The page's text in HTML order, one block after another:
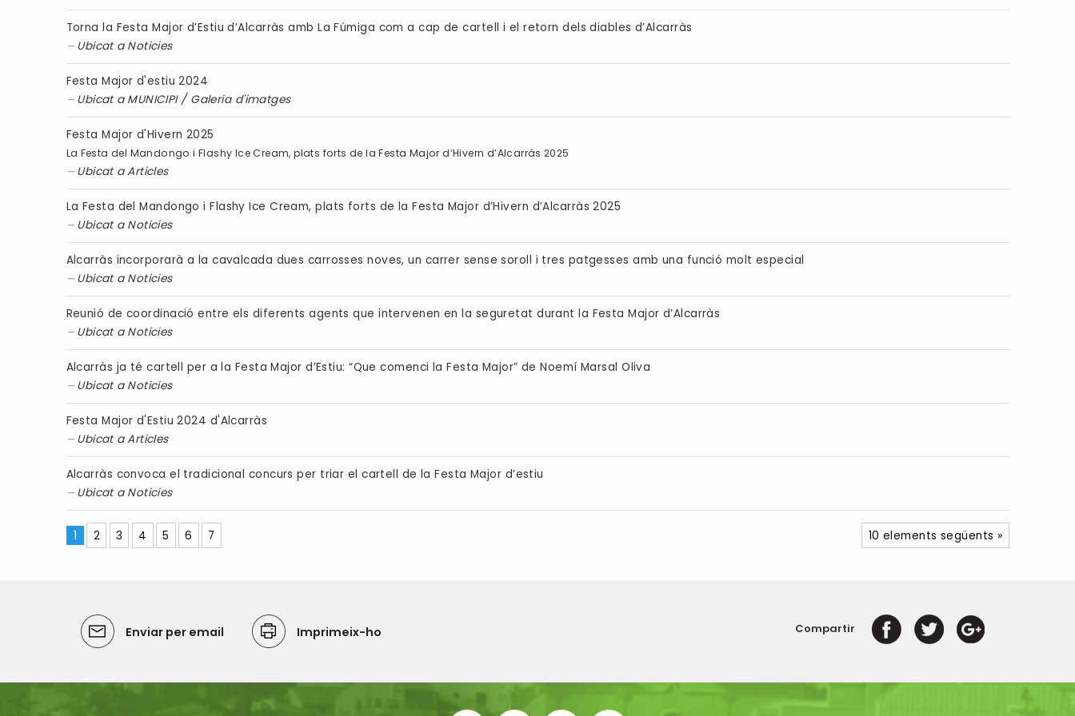
Torna la Festa Major d’Estiu d’Alcarràs amb La Fúmiga com a cap de cartell i el retorn dels diables d’Alcarràs
Ubicat a Noticies
Festa Major d'estiu 2024
Ubicat a MUNICIPI / Galeria d'imatges
Festa Major d'Hivern 2025
La Festa del Mandongo i Flashy Ice Cream, plats forts de la Festa Major d’Hivern d’Alcarràs 2025
Ubicat aArticles
La Festa del Mandongo i Flashy Ice Cream, plats forts de la Festa Major d’Hivern d’Alcarràs 2025
Ubicat a Noticies
Alcarràs incorporarà a la cavalcada dues carrosses noves, un carrer sense soroll i tres patgesses amb una funció molt especial
Ubicat a Noticies
Reunió de coordinació entre els diferents agents que intervenen en la seguretat durant la Festa Major d’Alcarràs
Ubicat a Noticies
Alcarràs ja té cartell per a la Festa Major d’Estiu: “Que comenci la Festa Major” de Noemí Marsal Oliva
Ubicat a Noticies
Festa Major d'Estiu 2024 d'Alcarràs
Ubicat aArticles
Alcarràs convoca el tradicional concurs per triar el cartell de la Festa Major d’estiu
Ubicat a Noticies
10 elements següents »
1 2 3 4 5 6 7
Enviar per email Imprimeix-ho Compartir